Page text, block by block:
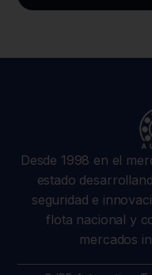
Desde 1998 en el
estado
seguridad e
flota nacional y
mercados